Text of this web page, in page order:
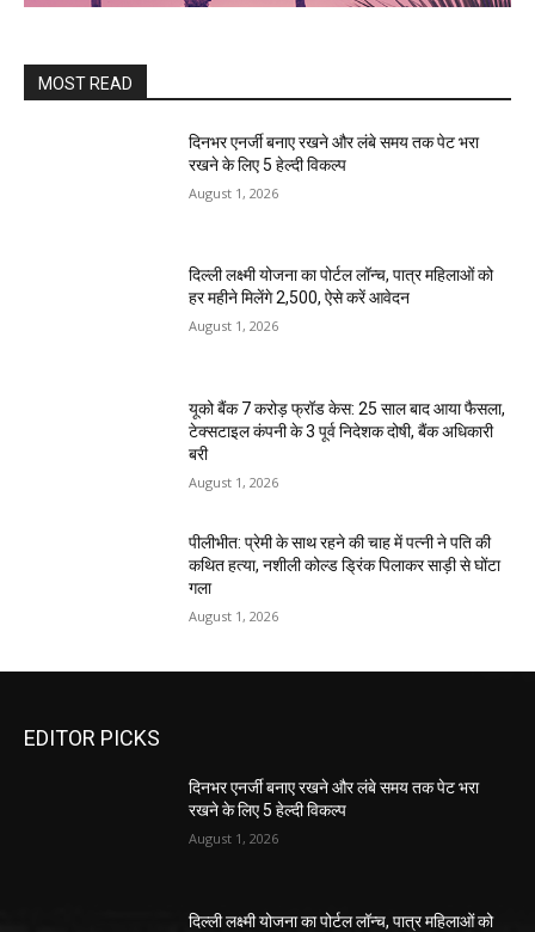
MOST READ
दिनभर एनर्जी बनाए रखने और लंबे समय तक पेट भरा
रखने के लिए 5 हेल्दी विकल्प
August 1, 2026
दिल्ली लक्ष्मी योजना का पोर्टल लॉन्च, पात्र महिलाओं को
हर महीने मिलेंगे ₹2,500, ऐसे करें आवेदन
August 1, 2026
यूको बैंक 7 करोड़ फ्रॉड केस: 25 साल बाद आया फैसला,
टेक्सटाइल कंपनी के 3 पूर्व निदेशक दोषी, बैंक अधिकारी
बरी
August 1, 2026
पीलीभीत: प्रेमी के साथ रहने की चाह में पत्नी ने पति की
कथित हत्या, नशीली कोल्ड ड्रिंक पिलाकर साड़ी से घोंटा
गला
August 1, 2026
EDITOR PICKS
दिनभर एनर्जी बनाए रखने और लंबे समय तक पेट भरा
रखने के लिए 5 हेल्दी विकल्प
August 1, 2026
दिल्ली लक्ष्मी योजना का पोर्टल लॉन्च, पात्र महिलाओं को